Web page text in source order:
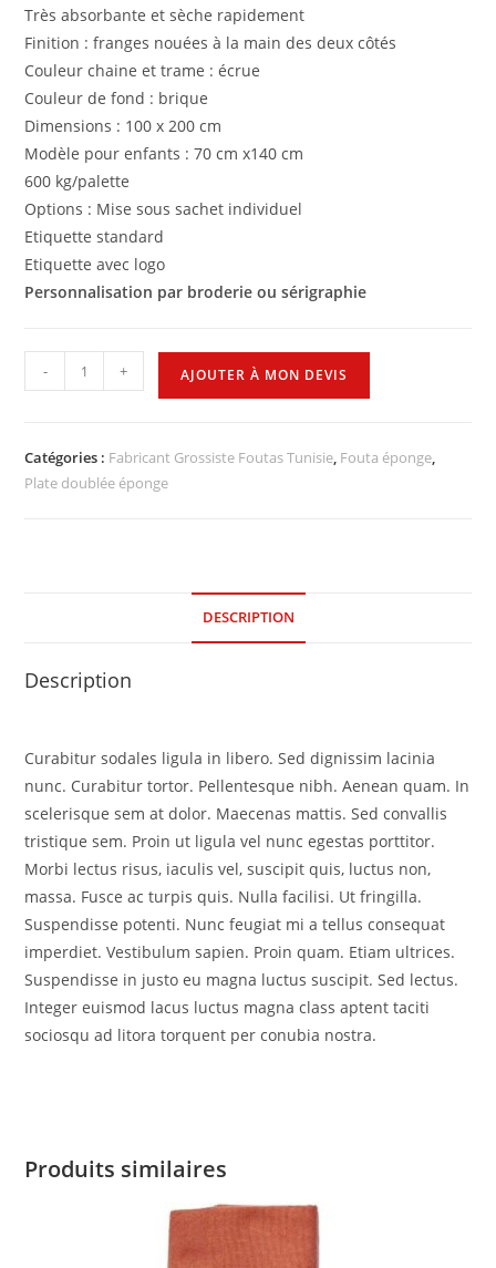
Très absorbante et sèche rapidement
Finition : franges nouées à la main des deux côtés
Couleur chaine et trame : écrue
Couleur de fond : brique
Dimensions : 100 x 200 cm
Modèle pour enfants : 70 cm x140 cm
600 kg/palette
Options : Mise sous sachet individuel
Etiquette standard
Etiquette avec logo
Personnalisation par broderie ou sérigraphie
- + AJOUTER À MON DEVIS
Catégories : Fabricant Grossiste Foutas Tunisie, Fouta éponge,
Plate doublée éponge
DESCRIPTION
Description
Curabitur sodales ligula in libero. Sed dignissim lacinia
nunc. Curabitur tortor. Pellentesque nibh. Aenean quam. In
scelerisque sem at dolor. Maecenas mattis. Sed convallis
tristique sem. Proin ut ligula vel nunc egestas porttitor.
Morbi lectus risus, iaculis vel, suscipit quis, luctus non,
massa. Fusce ac turpis quis. Nulla facilisi. Ut fringilla.
Suspendisse potenti. Nunc feugiat mi a tellus consequat
imperdiet. Vestibulum sapien. Proin quam. Etiam ultrices.
Suspendisse in justo eu magna luctus suscipit. Sed lectus.
Integer euismod lacus luctus magna class aptent taciti
sociosqu ad litora torquent per conubia nostra.
Produits similaires